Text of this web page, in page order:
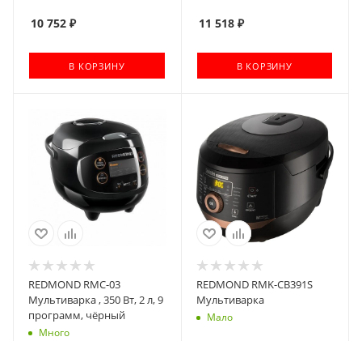
10 752 ₽
В КОРЗИНУ
11 518₽
В КОРЗИНУ
REDMOND RMC-03
Мультиварка , 350 Вт, 2 л, 9
программ, чёрный
Много
REDMOND RMK-CB391S
Мультиварка
Мало